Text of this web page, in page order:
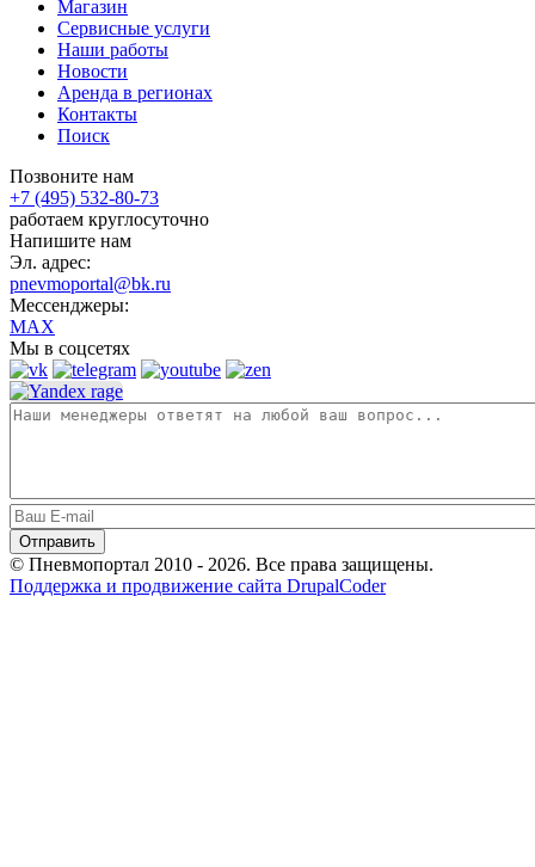
Магазин
Сервисные услуги
Наши работы
Новости
Аренда в регионах
Контакты
Поиск
Позвоните нам
+7 (495) 532-80-73
работаем круглосуточно
Напишите нам
Эл. адрес:
pnevmoportal@bk.ru
Мессенджеры:
MAX
Мы в соцсетях
© Пневмопортал 2010 - 2026. Все права защищены.
Поддержка и продвижение сайта DrupalCoder